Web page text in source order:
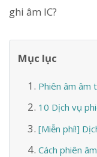
ghi âm IC?
Mục lục
Phiên âm âm
10 Dịch vụ
[Miễn phí!]
Cách phiên